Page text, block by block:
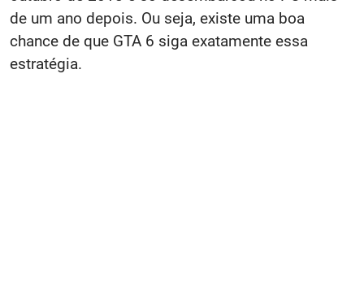
de um ano depois. Ou seja, existe uma boa
chance de que GTA 6 siga exatamente essa
estratégia.